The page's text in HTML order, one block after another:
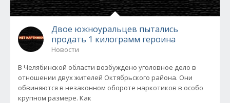
Двое южноуральцев пытались
продать 1 килограмм героина
Новости
В Челябинской области возбуждено уголовное дело в
отношении двух жителей Октябрьского района. Они
обвиняются в незаконном обороте наркотиков в особо
крупном размере. Как